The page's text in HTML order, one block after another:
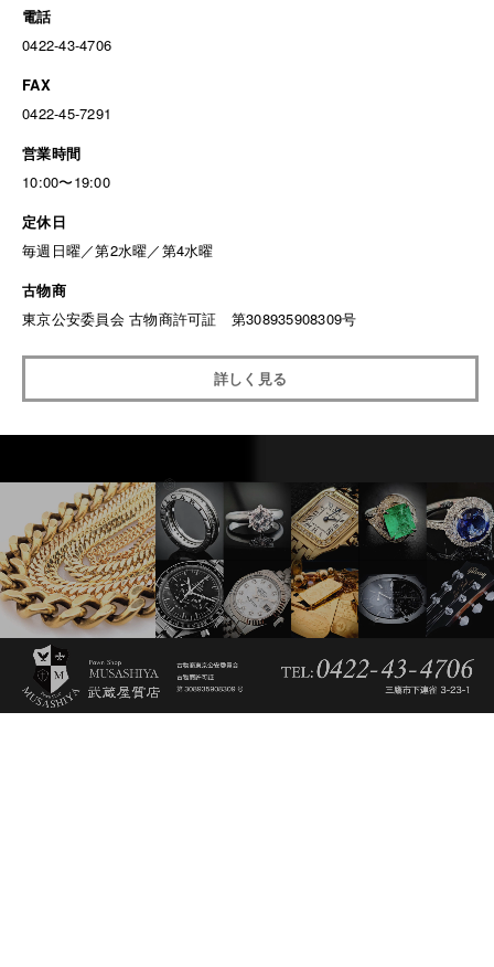
電話
0422-43-4706
FAX
0422-45-7291
営業時間
10:00〜19:00
定休日
毎週日曜／第2水曜／第4水曜
古物商
東京公安委員会 古物商許可証 第308935908309号
詳しく見る